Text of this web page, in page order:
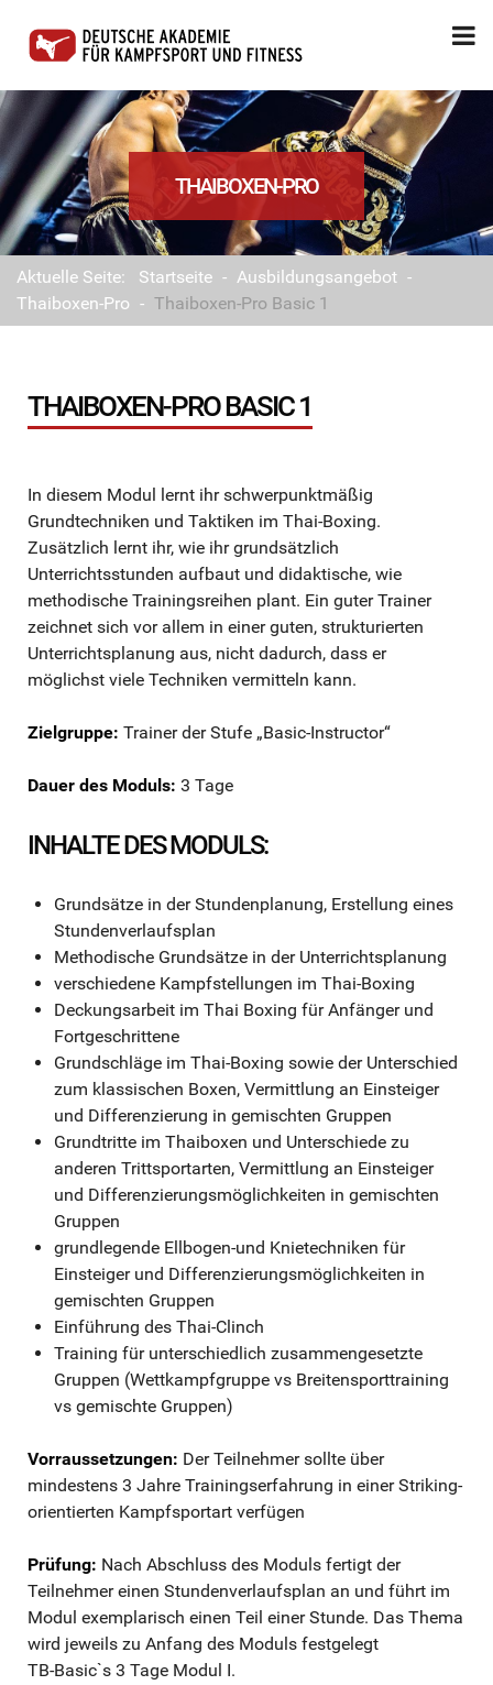
THAIBOXEN-PRO
Aktuelle Seite: Startseite - Ausbildungsangebot -
Thaiboxen-Pro - Thaiboxen-Pro Basic 1
THAIBOXEN-PRO BASIC 1
In diesem Modul lernt ihr schwerpunktmäßig
Grundtechniken und Taktiken im Thai-Boxing.
Zusätzlich lernt ihr, wie ihr grundsätzlich
Unterrichtsstunden aufbaut und didaktische, wie
methodische Trainingsreihen plant. Ein guter Trainer
zeichnet sich vor allem in einer guten, strukturierten
Unterrichtsplanung aus, nicht dadurch, dass er
möglichst viele Techniken vermitteln kann.
Zielgruppe: Trainer der Stufe „Basic-Instructor“
Dauer des Moduls: 3 Tage
INHALTE DES MODULS:
Grundsätze in der Stundenplanung, Erstellung eines
Stundenverlaufsplan
Methodische Grundsätze in der Unterrichtsplanung
verschiedene Kampfstellungen im Thai-Boxing
Deckungsarbeit im Thai Boxing für Anfänger und
Fortgeschrittene
Grundschläge im Thai-Boxing sowie der Unterschied
zum klassischen Boxen, Vermittlung an Einsteiger
und Differenzierung in gemischten Gruppen
Grundtritte im Thaiboxen und Unterschiede zu
anderen Trittsportarten, Vermittlung an Einsteiger
und Differenzierungsmöglichkeiten in gemischten
Gruppen
grundlegende Ellbogen-und Knietechniken für
Einsteiger und Differenzierungsmöglichkeiten in
gemischten Gruppen
Einführung des Thai-Clinch
Training für unterschiedlich zusammengesetzte
Gruppen (Wettkampfgruppe vs Breitensporttraining
vs gemischte Gruppen)
Vorraussetzungen: Der Teilnehmer sollte über
mindestens 3 Jahre Trainingserfahrung in einer Striking-
orientierten Kampfsportart verfügen
Prüfung: Nach Abschluss des Moduls fertigt der
Teilnehmer einen Stundenverlaufsplan an und führt im
Modul exemplarisch einen Teil einer Stunde. Das Thema
wird jeweils zu Anfang des Moduls festgelegt
TB-Basic`s 3 Tage Modul I.